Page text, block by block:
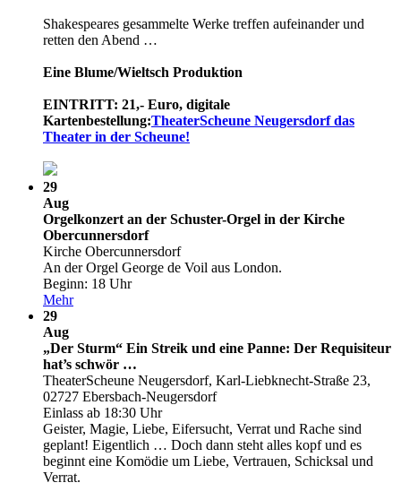
Shakespeares gesammelte Werke treffen aufeinander und
retten den Abend …
Eine Blume/­Wieltsch Produktion
EINTRITT: 21,- Euro, digitale
Kartenbestellung:TheaterScheune Neugersdorf das
Theater in der Scheune!
29
Aug
Orgelkonzert an der Schuster-Orgel in der Kirche
Obercunnersdorf
Kirche Obercunnersdorf
An der Orgel George de Voil aus London.
Beginn: 18 Uhr
Mehr
29
Aug
„Der Sturm“ Ein Streik und eine Panne: Der Requisiteur
hat’s schwör …
TheaterScheune Neugersdorf, Karl-Liebknecht-Straße 23,
02727 Ebersbach-Neugersdorf
Einlass ab 18:30 Uhr
Geister, Magie, Liebe, Eifersucht, Verrat und Rache sind
geplant! Eigentlich … Doch dann steht alles kopf und es
beginnt eine Komödie um Liebe, Vertrauen, Schicksal und
Verrat.